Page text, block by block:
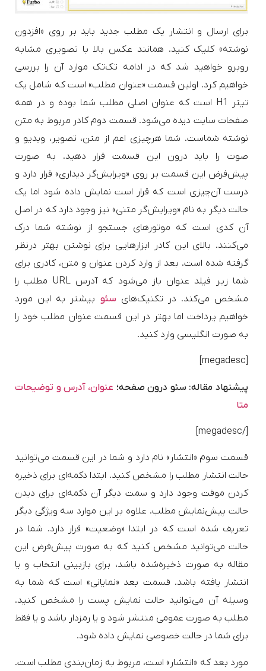
برای ارسال و انتشار یک مطلب جدید باید بر روی «افزدون
نوشته» کلیک کنید. همانند عکس بالا با تصویری مشابه
روبرو خواهید شد که در ادامه تک‌تک موارد آن را بررسی
خواهیم کرد. اولین قسمت «عنوان مطلب» است که شامل یک
تیتر H1 است که عنوان اصلی مطلب شما بوده و در همه
صفحات سایت دیده می‌شود. قسمت دوم کادر مربوط به متن
نوشته شماست. شما هرچیزی اعم از متن، تصویر، ویدیو و
صوت را باید درون این قسمت قرار دهید. به صورت
پیش‌فرض این قسمت بر روی «ویرایش‌گر دیداری» قرار دارد و
درست آن‌چیزی است که قرار است نمایش داده شود اما یک
حالت دیگر به نام «ویرایش‌گر متنی» نیز وجود دارد که در اصل
آن کدی است که موتورهای جستجو از نوشته شما درک
می‌کنند. بالای این کادر ابزارهایی برای نوشتن بهتر درنظر
گرفته شده است. بعد از وارد کردن عنوان و متن، کادری برای
شما زیر فیلد عنوان باز می‌شود که آدرس URL مطلب را
مشخص می‌کند. در تکنیک‌هایسئو بیشتر به این مورد
خواهیم پرداخت اما بهتر در این قسمت عنوان مطلب خود را
به صورت انگلیسی وارد کنید.
پیشنهاد مقاله: سئو درون صفحه؛ عنوان، آدرس و توضیحات
متا
[/megadesc]
قسمت سوم «انتشار» نام دارد و شما در این قسمت می‌توانید
حالت انتشار مطلب را مشخص کنید. ابتدا دکمه‌ای برای ذخیره
کردن موقت وجود دارد و سمت دیگر آن دکمه‌ای برای دیدن
حالت پیش‌نمایش مطلب. علاوه بر این موارد سه ویژگی دیگر
تعریف شده است که در ابتدا «وضعیت» قرار دارد. شما در
حالت می‌توانید مشخص کنید که به صورت پیش‌فرض این
مقاله به صورت ذخیره‌شده باشد، برای بازبینی انتخاب و یا
انتشار یافته باشد. قسمت بعد «نمایانی» است که شما به
وسیله آن می‌توانید حالت نمایش پست را مشخص کنید.
مطلب به صورت عمومی منتشر شود و یا رمزدار باشد و یا فقط
برای شما در حالت خصوصی نمایش داده شود.
مورد بعد که «انتشار» است، مربوط به زمان‌بندی مطلب است.